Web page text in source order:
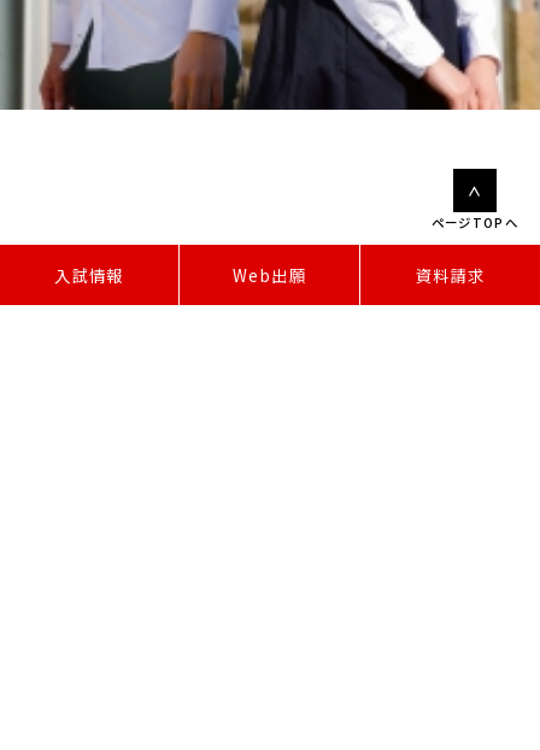
入試情報 Web出願 資料請求
ページTOPへ